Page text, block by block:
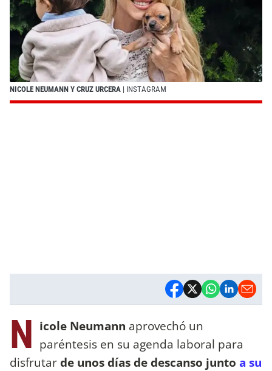
NICOLE NEUMANN Y CRUZ URCERA | INSTAGRAM
N icole Neumann aprovechó un
paréntesis en su agenda laboral para
disfrutarde unos días de descanso junto a su